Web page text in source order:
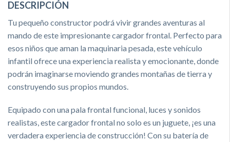
DESCRIPCIÓN
Tu pequeño constructor podrá vivir grandes aventuras al
mando de este impresionante cargador frontal. Perfecto para
esos niños que aman la maquinaria pesada, este vehículo
infantil ofrece una experiencia realista y emocionante, donde
podrán imaginarse moviendo grandes montañas de tierra y
construyendo sus propios mundos.
Equipado con una pala frontal funcional, luces y sonidos
realistas, este cargador frontal no solo es un juguete, ¡es una
verdadera experiencia de construcción! Con su batería de